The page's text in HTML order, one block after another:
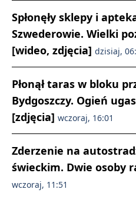
Spłonęły sklepy i
Szwederowie. Wielki
[wideo, zdjęcia] dzisiaj,
Płonął taras w bloku
Bydgoszczy. Ogień
[zdjęcia] wczoraj, 16:01
Zderzenie na
świeckim. Dwie osoby
wczoraj, 11:51